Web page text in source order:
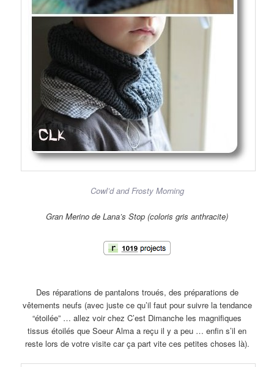
Cowl’d and Frosty Morning
Gran Merino de Lana’s Stop (coloris gris anthracite)
Des réparations de pantalons troués, des préparations de
vêtements neufs (avec juste ce qu’il faut pour suivre la tendance
“étoilée” … allez voir chez C’est Dimanche les magnifiques
tissus étoilés que Soeur Alma a reçu il y a peu … enfin s’il en
reste lors de votre visite car ça part vite ces petites choses là).